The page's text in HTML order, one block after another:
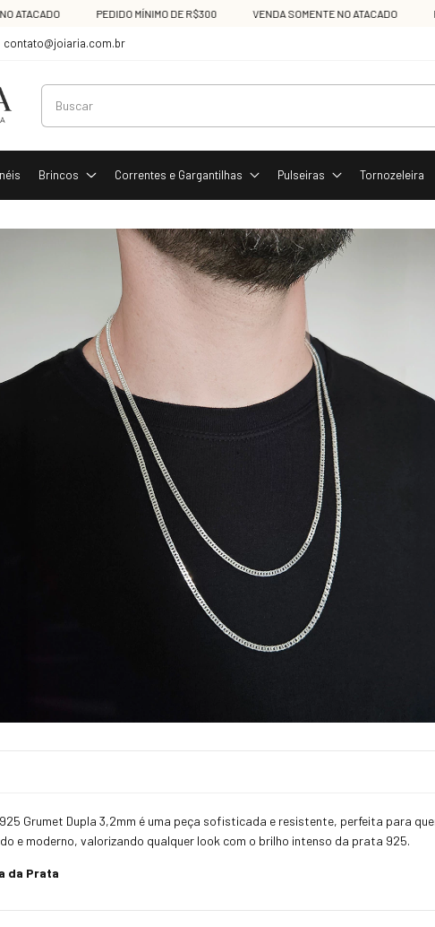
PEDIDO MÍNIMO DE R$300 VENDA SOMENTE NO ATACADO
contato@joiaria.com.br
Brincos Correntes e Gargantilhas Pulseiras Tornozeleira
Grumet Dupla 3,2mm é uma peça sofisticada e resistente, perfeita para
e moderno, valorizando qualquer look com o brilho intenso da prata 925.
da Prata